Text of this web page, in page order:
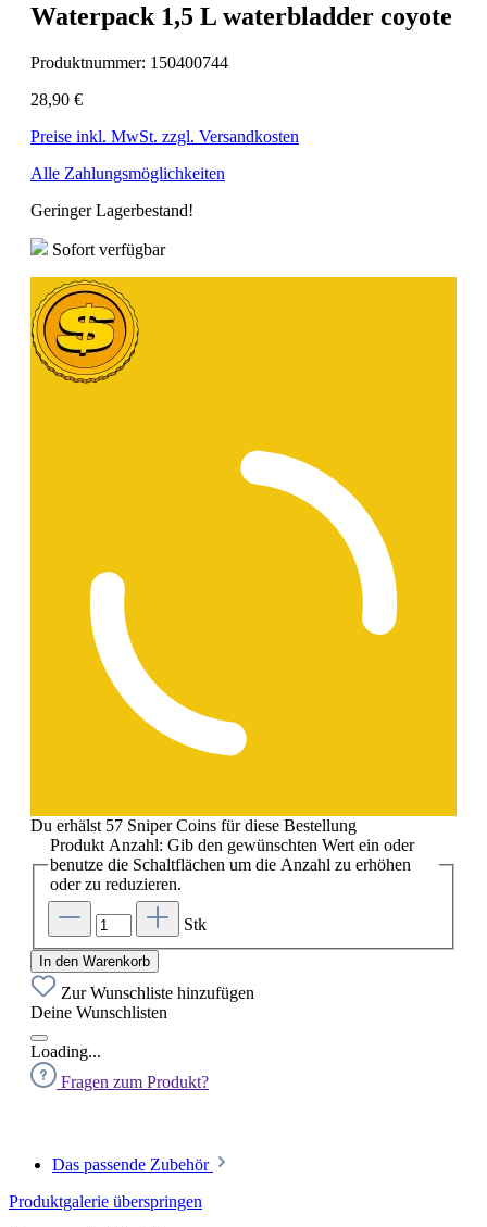
Waterpack 1,5 L waterbladder coyote
Produktnummer: 150400744
28,90 €
Preise inkl. MwSt. zzgl. Versandkosten
Alle Zahlungsmöglichkeiten
Geringer Lagerbestand!
Sofort verfügbar
Du erhälst 57 Sniper Coins für diese Bestellung
Produkt Anzahl: Gib den gewünschten Wert ein oder
benutze die Schaltflächen um die Anzahl zu erhöhen
oder zu reduzieren.
Stk
In den Warenkorb
Zur Wunschliste hinzufügen
Deine Wunschlisten
Loading...
Fragen zum Produkt?
Das passende Zubehör
Produktgalerie überspringen